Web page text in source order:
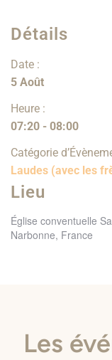
Détails
Date :
5 Août
Heure :
07:20 - 08:00
Catégorie
Laudes (avec les
Lieu
Église conventuelle
Narbonne, France
Les